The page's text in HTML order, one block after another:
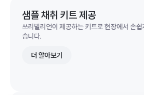
샘플 채취 키트 제공
쓰리빌리언이 제공하는 키트로 현장에서 손
습니다.
더 알아보기